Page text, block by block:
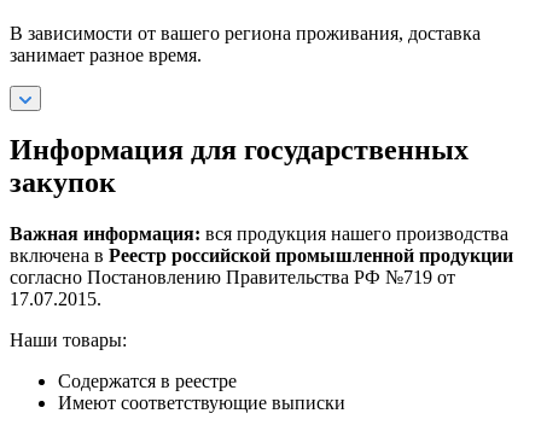
В зависимости от вашего региона проживания, доставка
занимает разное время.
Информация для государственных
закупок
Важная информация: вся продукция нашего производства
включена в Реестр российской промышленной продукции
согласно Постановлению Правительства РФ №719 от
17.07.2015.
Наши товары:
Содержатся в реестре
Имеют соответствующие выписки